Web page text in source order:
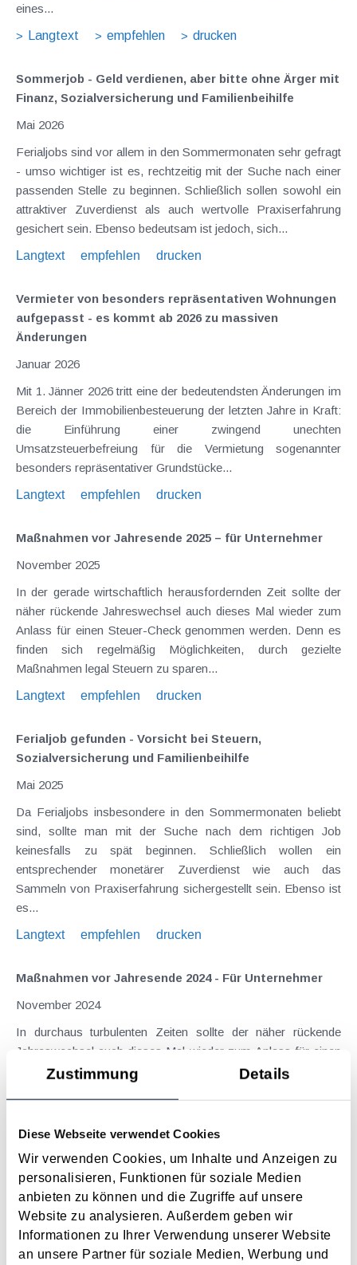
Zustimmung Details
Diese Webseite verwendet Cookies
Wir verwenden Cookies, um Inhalte und Anzeigen zu
personalisieren, Funktionen für soziale Medien
anbieten zu können und die Zugriffe auf unsere
Website zu analysieren. Außerdem geben wir
Informationen zu Ihrer Verwendung unserer Website
an unsere Partner für soziale Medien, Werbung und
eines...
Langtext
empfehlen drucken
Sommerjob - Geld verdienen, aber bitte ohne Ärger mit
Finanz, Sozialversicherung und Familienbeihilfe
Mai 2026
Ferialjobs sind vor allem in den Sommermonaten sehr gefragt
- umso wichtiger ist es, rechtzeitig mit der Suche nach einer
passenden Stelle zu beginnen. Schließlich sollen sowohl ein
attraktiver Zuverdienst als auch wertvolle Praxiserfahrung
gesichert sein. Ebenso bedeutsam ist jedoch, sich...
Langtext
empfehlen drucken
Vermieter von besonders repräsentativen Wohnungen
aufgepasst - es kommt ab 2026 zu massiven
Änderungen
Januar 2026
Mit 1. Jänner 2026 tritt eine der bedeutendsten Änderungen im
Bereich der Immobilienbesteuerung der letzten Jahre in Kraft:
die Einführung einer zwingend unechten
Umsatzsteuerbefreiung für die Vermietung sogenannter
besonders repräsentativer Grundstücke...
Langtext
empfehlen drucken
Maßnahmen vor Jahresende 2025 – für Unternehmer
November 2025
In der gerade wirtschaftlich herausfordernden Zeit sollte der
näher rückende Jahreswechsel auch dieses Mal wieder zum
Anlass für einen Steuer-Check genommen werden. Denn es
finden sich regelmäßig Möglichkeiten, durch gezielte
Maßnahmen legal Steuern zu sparen...
Langtext
empfehlen drucken
Ferialjob gefunden - Vorsicht bei Steuern,
Sozialversicherung und Familienbeihilfe
Mai 2025
Da Ferialjobs insbesondere in den Sommermonaten beliebt
sind, sollte man mit der Suche nach dem richtigen Job
keinesfalls zu spät beginnen. Schließlich wollen ein
entsprechender monetärer Zuverdienst wie auch das
Sammeln von Praxiserfahrung sichergestellt sein. Ebenso ist
es...
Langtext
empfehlen drucken
Maßnahmen vor Jahresende 2024 - Für Unternehmer
November 2024
In durchaus turbulenten Zeiten sollte der näher rückende
Jahreswechsel auch dieses Mal wieder zum Anlass für einen
Steuer-Check genommen werden. Denn es finden sich
Langtext
empfehlen drucken
Beim Ferialjob müssen auch Steuern,
Sozialversicherung und Familienbeihilfe beachtet
werden
Juni 2024